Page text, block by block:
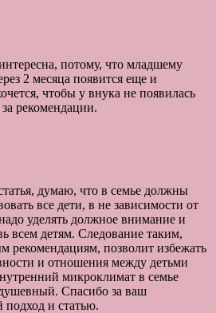
потому, что младшему
2 месяца появится еще и
чтобы у внука не появилась
рекомендации.
думаю, что в семье должны
все дети, в не зависимости от
уделять должное внимание и
всем детям. Следование таким,
рекомендациям, позволит избежать
и отношения между детьми
микроклимат в семье
Спасибо за ваш
и статью.